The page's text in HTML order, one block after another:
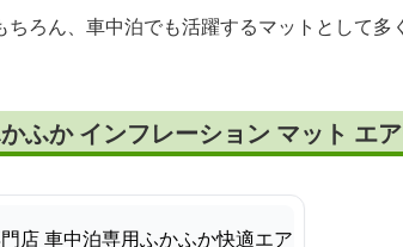
ちろん、車中泊でも活躍するマットとして
ふか インフレーション マット エ